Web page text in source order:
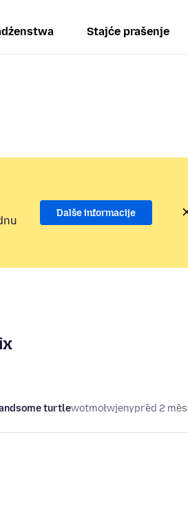
Stajće prašenje
Dalše informacije
turtlewotmołwjenypřed 2